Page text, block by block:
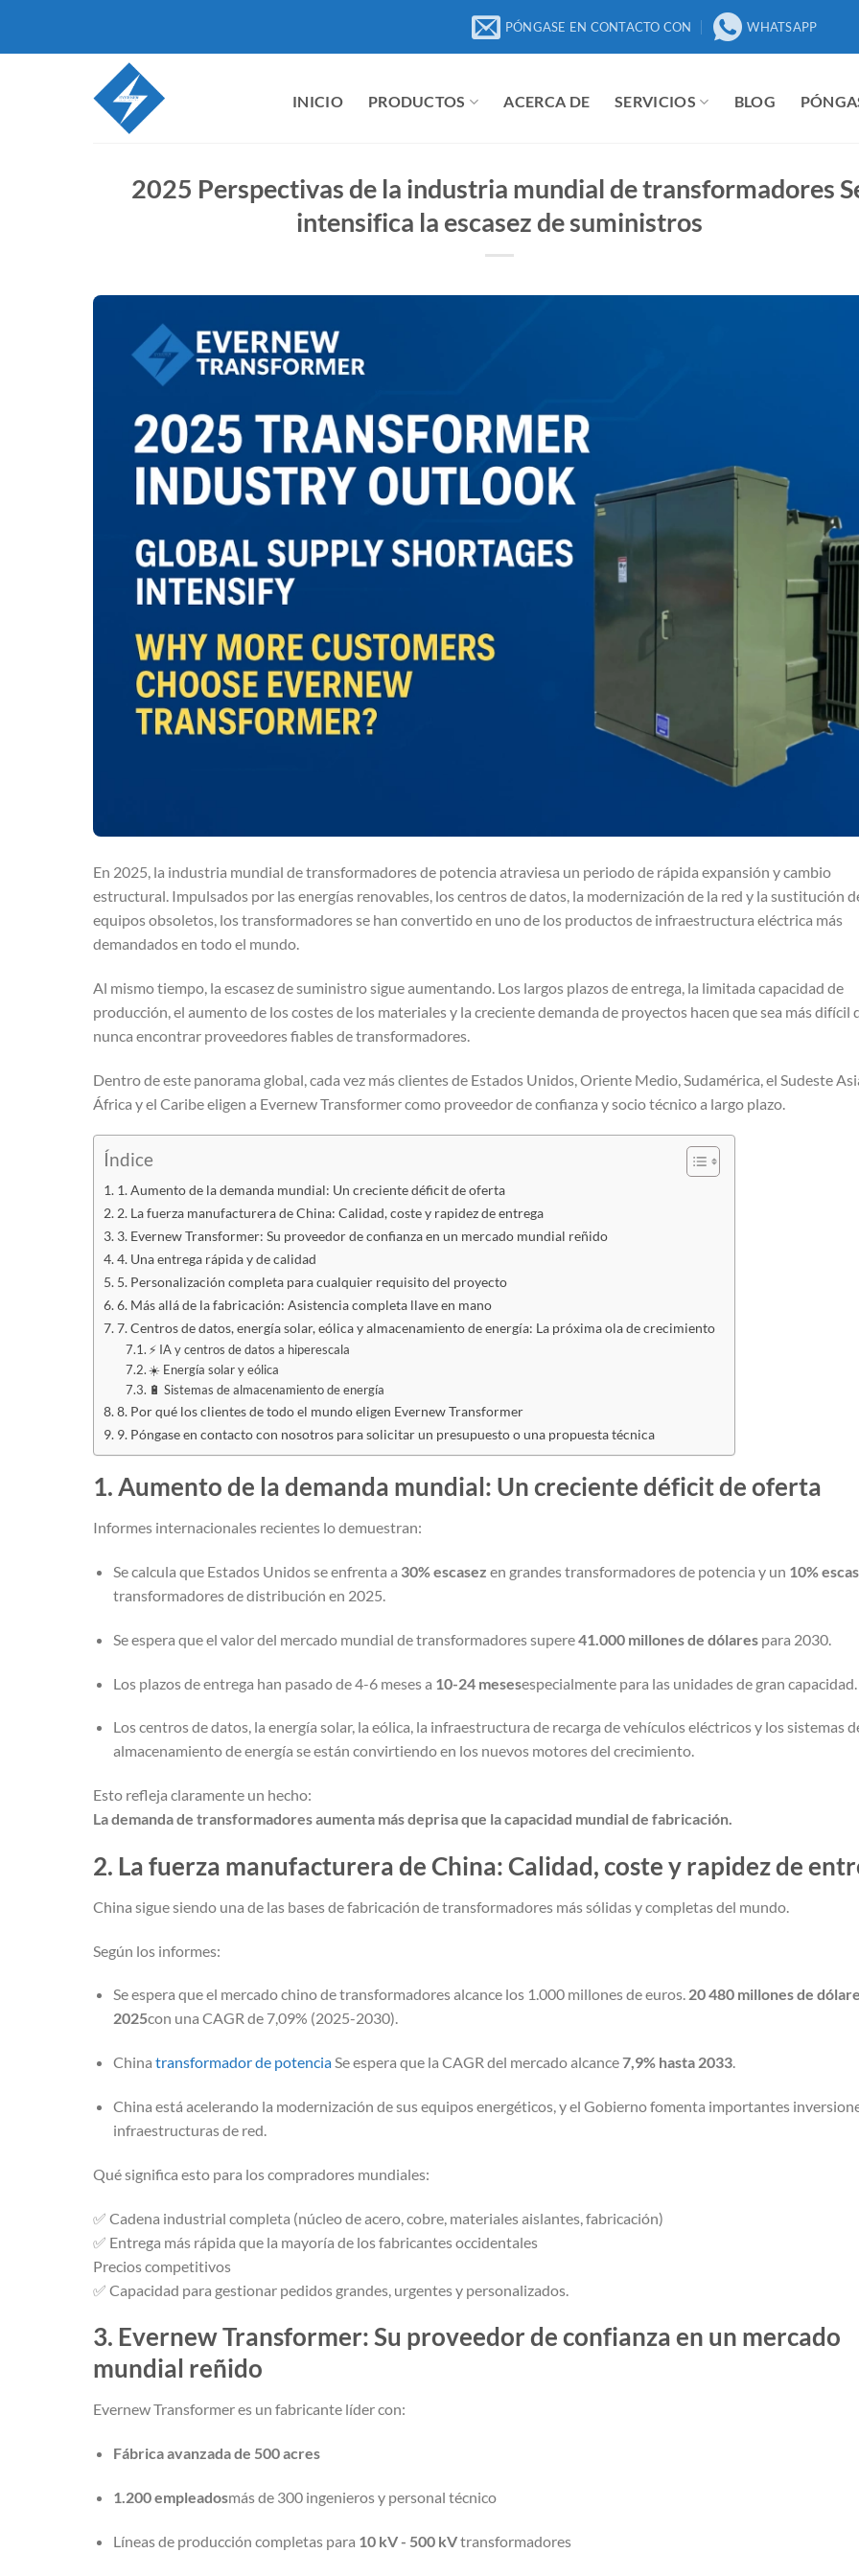
contenido
PÓNGASE EN CONTACTO CON WHATSAPP
INICIO PRODUCTOS ACERCA DE SERVICIOS BLOG
2025 Perspectivas de la industria mundial de transformadores
intensifica la escasez de suministros
En 2025, la industria mundial de transformadores de potencia atraviesa un periodo de rápida expansión y cambio
estructural. Impulsados por las energías renovables, los centros de datos, la modernización de la red y la sustitución
equipos obsoletos, los transformadores se han convertido en uno de los productos de infraestructura eléctrica más
demandados en todo el mundo.
Al mismo tiempo, la escasez de suministro sigue aumentando. Los largos plazos de entrega, la limitada capacidad de
producción, el aumento de los costes de los materiales y la creciente demanda de proyectos hacen que sea más difícil
nunca encontrar proveedores fiables de transformadores.
Dentro de este panorama global, cada vez más clientes de Estados Unidos, Oriente Medio, Sudamérica, el Sudeste
África y el Caribe eligen a Evernew Transformer como proveedor de confianza y socio técnico a largo plazo.
Índice
1. Aumento de la demanda mundial: Un creciente déficit de oferta
2. La fuerza manufacturera de China: Calidad, coste y rapidez de entrega
3. Evernew Transformer: Su proveedor de confianza en un mercado mundial reñido
4. Una entrega rápida y de calidad
5. Personalización completa para cualquier requisito del proyecto
6. Más allá de la fabricación: Asistencia completa llave en mano
7. Centros de datos, energía solar, eólica y almacenamiento de energía: La próxima ola de crecimiento
⚡ IA y centros de datos a hiperescala
☀️ Energía solar y eólica
🔋 Sistemas de almacenamiento de energía
8. Por qué los clientes de todo el mundo eligen Evernew Transformer
9. Póngase en contacto con nosotros para solicitar un presupuesto o una propuesta técnica
1. Aumento de la demanda mundial: Un creciente déficit de oferta
Informes internacionales recientes lo demuestran:
Se calcula que Estados Unidos se enfrenta a 30% escasez en grandes transformadores de potencia y un 10%
transformadores de distribución en 2025.
Se espera que el valor del mercado mundial de transformadores supere41.000 millones de dólarespara 2030.
Los plazos de entrega han pasado de 4-6 meses a 10-24 mesesespecialmente para las unidades de gran capacidad.
Los centros de datos, la energía solar, la eólica, la infraestructura de recarga de vehículos eléctricos y los sistemas
almacenamiento de energía se están convirtiendo en los nuevos motores del crecimiento.
Esto refleja claramente un hecho:
La demanda de transformadores aumenta más deprisa que la capacidad mundial de fabricación.
2. La fuerza manufacturera de China: Calidad, coste y rapidez de
China sigue siendo una de las bases de fabricación de transformadores más sólidas y completas del mundo.
Según los informes:
Se espera que el mercado chino de transformadores alcance los 1.000 millones de euros. 20 480 millones de
2025con una CAGR de 7,09% (2025-2030).
China transformador de potenciaSe espera que la CAGR del mercado alcance7,9% hasta 2033.
China está acelerando la modernización de sus equipos energéticos, y el Gobierno fomenta importantes
infraestructuras de red.
Qué significa esto para los compradores mundiales:
✅ Cadena industrial completa (núcleo de acero, cobre, materiales aislantes, fabricación)
✅ Entrega más rápida que la mayoría de los fabricantes occidentales
Precios competitivos
✅ Capacidad para gestionar pedidos grandes, urgentes y personalizados.
3. Evernew Transformer: Su proveedor de confianza en un mercado
mundial reñido
Evernew Transformer es un fabricante líder con:
Fábrica avanzada de 500 acres
1.200 empleadosmás de 300 ingenieros y personal técnico
Líneas de producción completas para 10 kV - 500 kVtransformadores